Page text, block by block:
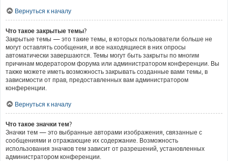
Вернуться к началу
Что такое закрытые темы?
Закрытые темы — это такие темы, в которых пользователи больше не
могут оставлять сообщения, и все находящиеся в них опросы
автоматически завершаются. Темы могут быть закрыты по многим
причинам модератором форума или администратором конференции. Вы
также можете иметь возможность закрывать созданные вами темы, в
зависимости от прав, предоставленных вам администратором
конференции.
Вернуться к началу
Что такое значки тем?
Значки тем — это выбранные авторами изображения, связанные с
сообщениями и отражающие их содержание. Возможность
использования значков тем зависит от разрешений, установленных
администратором конференции.